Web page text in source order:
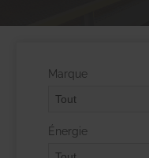
Marque
Énergie